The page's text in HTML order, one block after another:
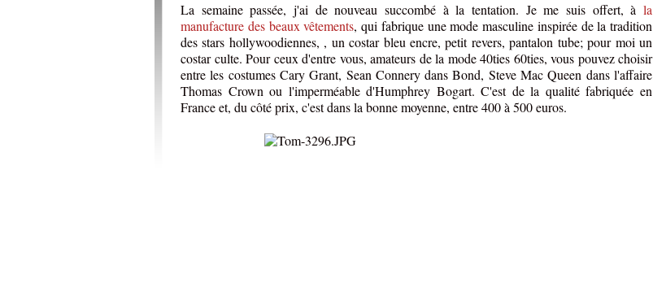
La semaine passée, j'ai de nouveau succombé à la tentation. Je me suis offert, à la
manufacture des beaux vêtements, qui fabrique une mode masculine inspirée de la tradition
des stars hollywoodiennes, , un costar bleu encre, petit revers, pantalon tube; pour moi un
costar culte. Pour ceux d'entre vous, amateurs de la mode 40ties 60ties, vous pouvez choisir
entre les costumes Cary Grant, Sean Connery dans Bond, Steve Mac Queen dans l'affaire
Thomas Crown ou l'imperméable d'Humphrey Bogart. C'est de la qualité fabriquée en
France et, du côté prix, c'est dans la bonne moyenne, entre 400 à 500 euros.